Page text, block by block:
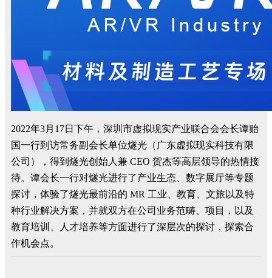
2022年3月17日下午，深圳市虚拟现实产业联合会会长谭贻
国一行到访常务副会长单位燧光（广东虚拟现实科技有限
公司），得到燧光创始人兼 CEO 贺杰等高层领导的热情接
待。 谭会长一行对燧光进行了产业生态、数字展厅等专题
探讨，体验了燧光最前沿的 MR 工业、教育、文旅以及特
种行业解决方案，并就双方在公司业务范畴、项目，以及
教育培训、人才培养等方面进行了深层次的探讨，探索合
作机会点。